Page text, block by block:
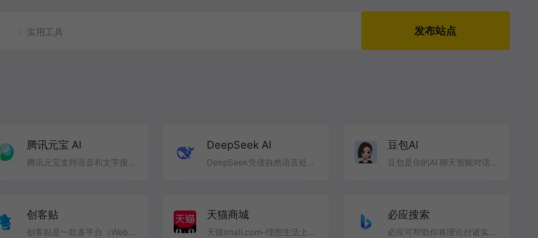
实用工具 发布站点
腾讯元宝 AI
腾讯元宝支持语音和文字搜索，涵盖微信公众号和视频号等信源。搜索结果以图片、视频、音乐和地图等形式展…
DeepSeek AI
DeepSeek凭借自然语言处理、机器学习与深度学习、大数据分析等核心技术优势，在推理、自然语言理解与生成…
豆包AI
豆包是你的AI 聊天智能对话问答助手，写作文案翻译编程全能工具。豆包为你答疑解惑，提供灵感，辅助创作，…
创客贴
创客贴是一款多平台（Web、Mobile、Mac 、Windows）图形编辑和平面设计工具。用户可使用创客贴提供的大量…
天猫商城
天猫tmall.com–理想生活上天猫
必应搜索
必应可帮助你将理论付诸实践，使得搜索更加方便快捷，从而达到事半功倍的效果。